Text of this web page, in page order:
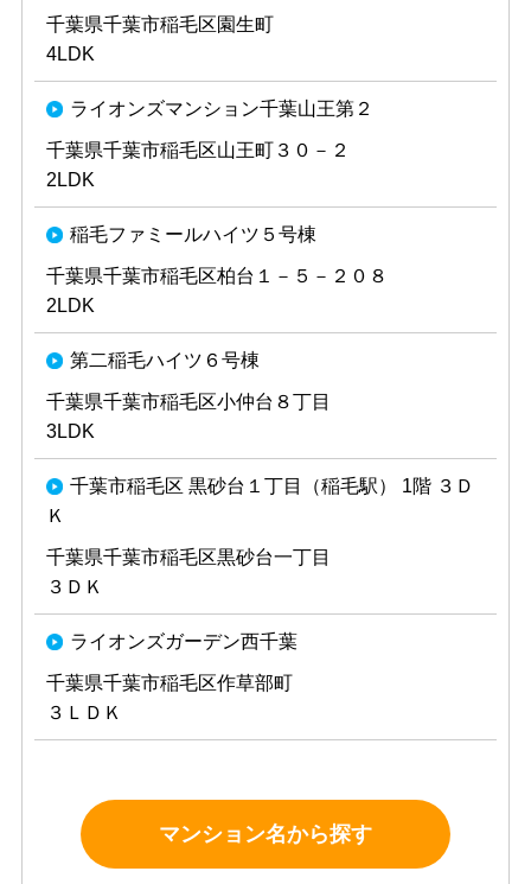
千葉県千葉市稲毛区園生町
4LDK
ライオンズマンション千葉山王第２
千葉県千葉市稲毛区山王町３０－２
2LDK
稲毛ファミールハイツ５号棟
千葉県千葉市稲毛区柏台１－５－２０８
2LDK
第二稲毛ハイツ６号棟
千葉県千葉市稲毛区小仲台８丁目
3LDK
千葉市稲毛区 黒砂台１丁目（稲毛駅） 1階 ３Ｄ
Ｋ
千葉県千葉市稲毛区黒砂台一丁目
３ＤＫ
ライオンズガーデン西千葉
千葉県千葉市稲毛区作草部町
３ＬＤＫ
マンション名から探す